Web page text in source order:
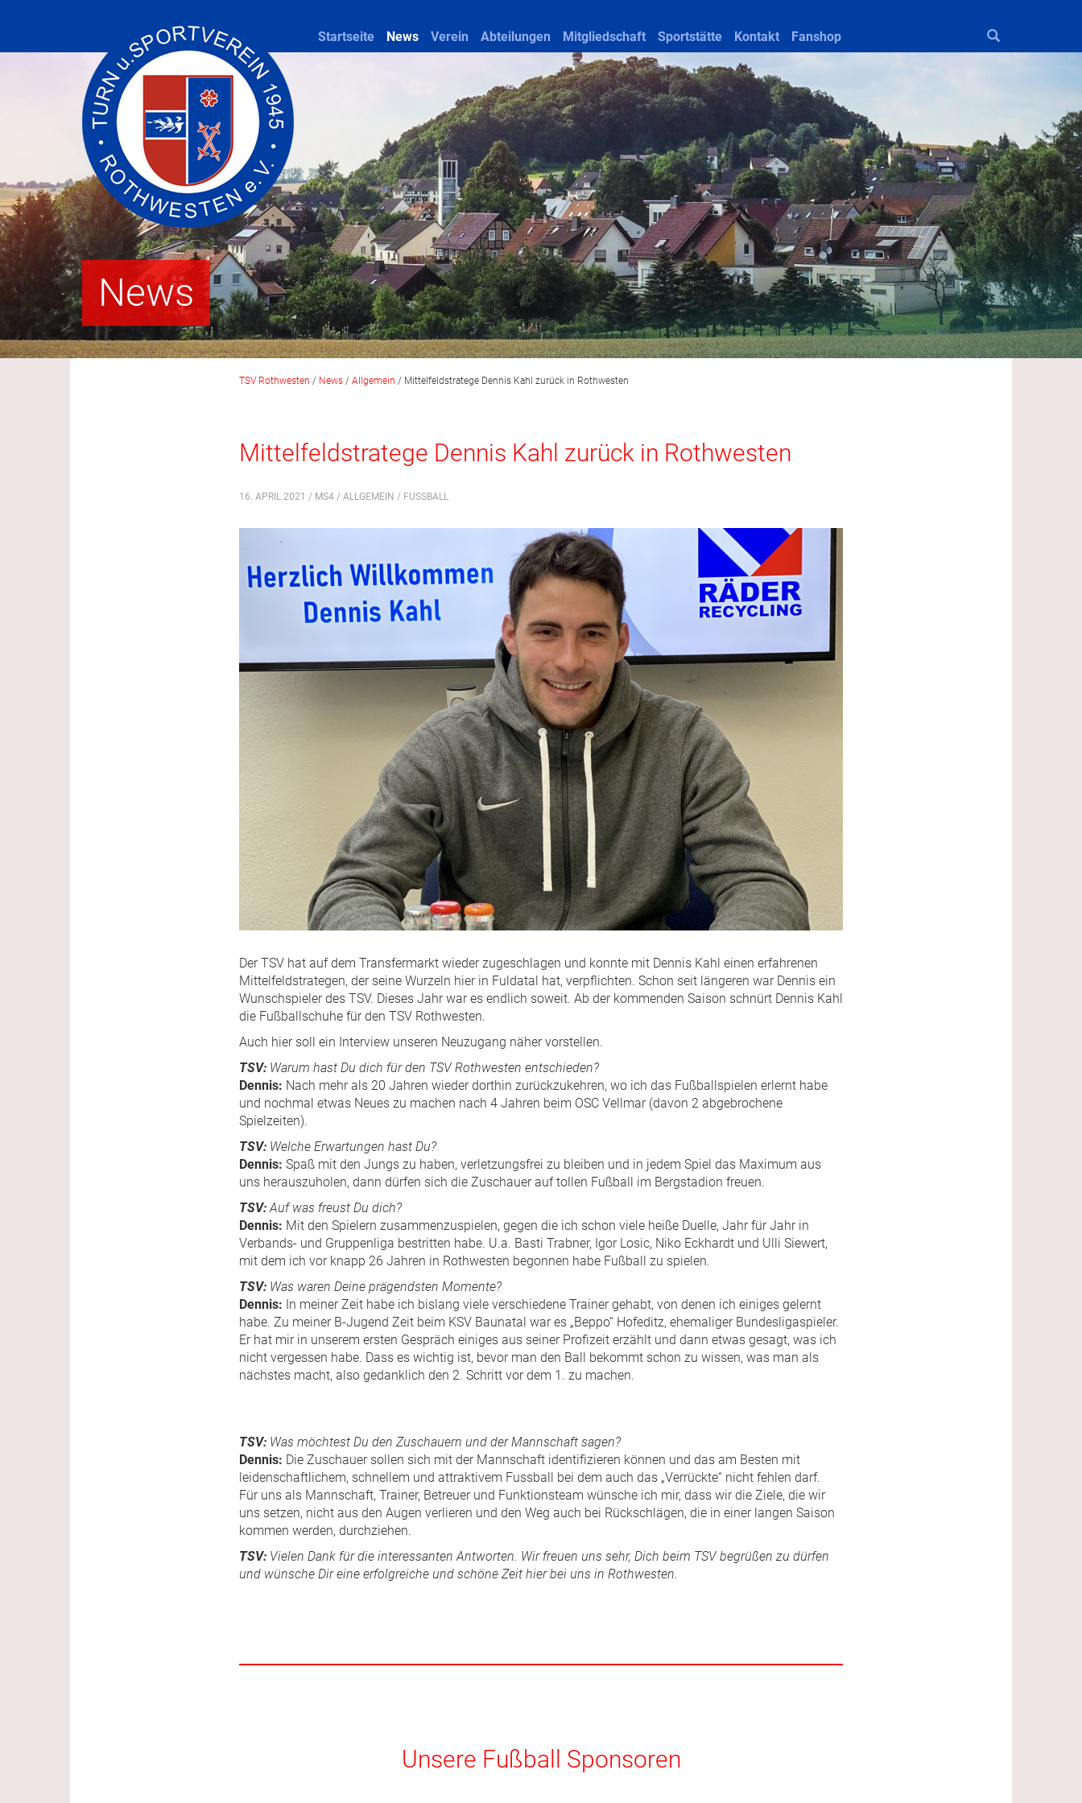
Startseite News Verein Abteilungen Mitgliedschaft Sportstätte Kontakt Fanshop
News
TSV Rothwesten / News / Allgemein / Mittelfeldstratege Dennis Kahl zurück in Rothwesten
Mittelfeldstratege Dennis Kahl zurück in Rothwesten
16. APRIL 2021 / MS4 / ALLGEMEIN / FUSSBALL
Der TSV hat auf dem Transfermarkt wieder zugeschlagen und konnte mit Dennis Kahl einen erfahrenen
Mittelfeldstrategen, der seine Wurzeln hier in Fuldatal hat, verpflichten. Schon seit längeren war Dennis ein
Wunschspieler des TSV. Dieses Jahr war es endlich soweit. Ab der kommenden Saison schnürt Dennis Kahl
die Fußballschuhe für den TSV Rothwesten.
Auch hier soll ein Interview unseren Neuzugang näher vorstellen.
TSV: Warum hast Du dich für den TSV Rothwesten entschieden?
Dennis: Nach mehr als 20 Jahren wieder dorthin zurückzukehren, wo ich das Fußballspielen erlernt habe
und nochmal etwas Neues zu machen nach 4 Jahren beim OSC Vellmar (davon 2 abgebrochene
Spielzeiten).
TSV: Welche Erwartungen hast Du?
Dennis: Spaß mit den Jungs zu haben, verletzungsfrei zu bleiben und in jedem Spiel das Maximum aus
uns herauszuholen, dann dürfen sich die Zuschauer auf tollen Fußball im Bergstadion freuen.
TSV:Auf was freust Du dich?
Dennis: Mit den Spielern zusammenzuspielen, gegen die ich schon viele heiße Duelle, Jahr für Jahr in
Verbands- und Gruppenliga bestritten habe. U.a. Basti Trabner, Igor Losic, Niko Eckhardt und Ulli Siewert,
mit dem ich vor knapp 26 Jahren in Rothwesten begonnen habe Fußball zu spielen.
TSV: Was waren Deine prägendsten Momente?
Dennis: In meiner Zeit habe ich bislang viele verschiedene Trainer gehabt, von denen ich einiges gelernt
habe. Zu meiner B-Jugend Zeit beim KSV Baunatal war es „Beppo“ Hofeditz, ehemaliger Bundesligaspieler.
Er hat mir in unserem ersten Gespräch einiges aus seiner Profizeit erzählt und dann etwas gesagt, was ich
nicht vergessen habe. Dass es wichtig ist, bevor man den Ball bekommt schon zu wissen, was man als
nächstes macht, also gedanklich den 2. Schritt vor dem 1. zu machen.
TSV: Was möchtest Du den Zuschauern und der Mannschaft sagen?
Dennis: Die Zuschauer sollen sich mit der Mannschaft identifizieren können und das am Besten mit
leidenschaftlichem, schnellem und attraktivem Fussball bei dem auch das „Verrückte“ nicht fehlen darf.
Für uns als Mannschaft, Trainer, Betreuer und Funktionsteam wünsche ich mir, dass wir die Ziele, die wir
uns setzen, nicht aus den Augen verlieren und den Weg auch bei Rückschlägen, die in einer langen Saison
kommen werden, durchziehen.
TSV: Vielen Dank für die interessanten Antworten. Wir freuen uns sehr, Dich beim TSV begrüßen zu dürfen
und wünsche Dir eine erfolgreiche und schöne Zeit hier bei uns in Rothwesten.
Unsere Fußball Sponsoren